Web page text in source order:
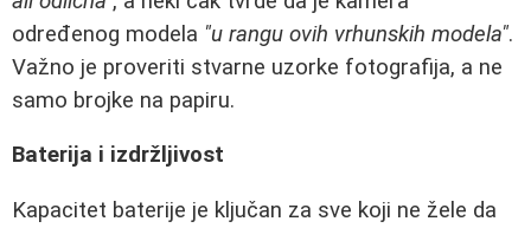
određenog modela "u rangu ovih vrhunskih modela".
Važno je proveriti stvarne uzorke fotografija, a ne
samo brojke na papiru.
Baterija i izdržljivost
Kapacitet baterije je ključan za sve koji ne žele da